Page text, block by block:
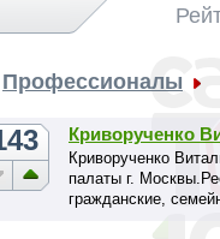
Профессионалы
Криворученко
Криворученко
палаты г.
гражданские,